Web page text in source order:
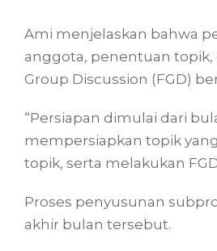
Ami menjelaskan bahwa
anggota, penentuan topik,
Group Discussion (FGD)
“Persiapan dimulai dari
mempersiapkan topik
topik, serta melakukan
Proses penyusunan
akhir bulan tersebut.